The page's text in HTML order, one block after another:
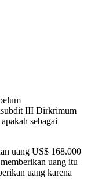
III Dirkrimum
sebagai
uang US$ 168.000
uang itu
uang karena